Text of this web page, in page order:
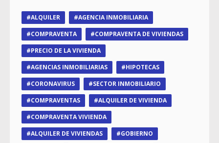
ALQUILER
AGENCIA INMOBILIARIA
COMPRAVENTA
COMPRAVENTA DE VIVIENDAS
PRECIO DE LA VIVIENDA
AGENCIAS INMOBILIARIAS
HIPOTECAS
CORONAVIRUS
SECTOR INMOBILIARIO
COMPRAVENTAS
ALQUILER DE VIVIENDA
COMPRAVENTA VIVIENDA
ALQUILER DE VIVIENDAS
GOBIERNO